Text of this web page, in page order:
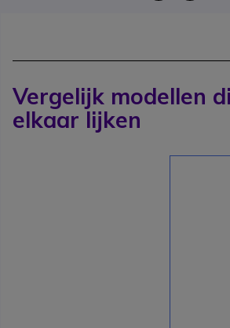
Vergelijk modellen
elkaar lijken